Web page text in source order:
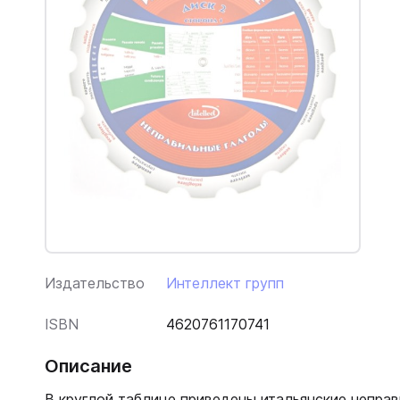
Издательство Интеллект групп
ISBN 4620761170741
Описание